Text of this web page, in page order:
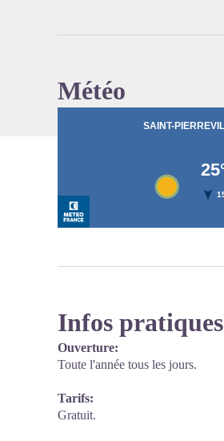
Météo
Infos pratiques
Ouverture:
Toute l'année tous les jours.
Tarifs:
Gratuit.